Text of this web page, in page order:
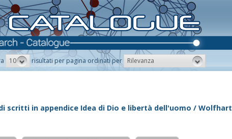
10 risultati per pagina ordinati per Rilevanza
in appendice Idea di Dio e libertà dell'uomo /